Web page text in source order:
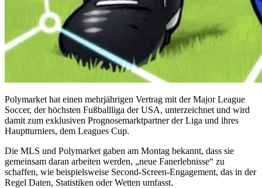
Polymarket hat einen mehrjährigen Vertrag mit der Major League
Soccer, der höchsten Fußballliga der USA, unterzeichnet und wird
damit zum exklusiven Prognosemarktpartner der Liga und ihres
Hauptturniers, dem Leagues Cup.
Die MLS und Polymarket gaben am Montag bekannt, dass sie
gemeinsam daran arbeiten werden, „neue Fanerlebnisse“ zu
schaffen, wie beispielsweise Second-Screen-Engagement, das in der
Regel Daten, Statistiken oder Wetten umfasst.